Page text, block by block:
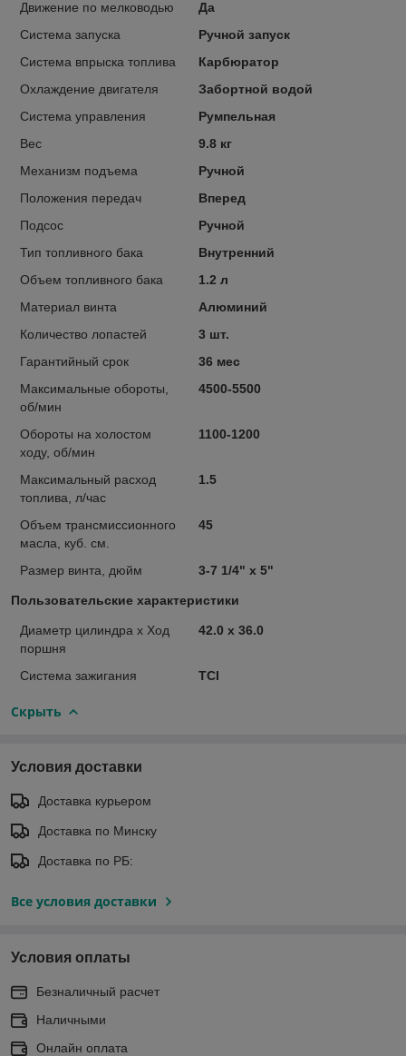
Движение по мелководью
Да
Система запуска
Ручной запуск
Система впрыска топлива
Карбюратор
Охлаждение двигателя
Забортной водой
Система управления
Румпельная
Вес
9.8 кг
Механизм подъема
Ручной
Положения передач
Вперед
Подсос
Ручной
Тип топливного бака
Внутренний
Объем топливного бака
1.2 л
Материал винта
Алюминий
Количество лопастей
3 шт.
Гарантийный срок
36 мес
Максимальные обороты,
об/мин
4500-5500
Обороты на холостом
ходу, об/мин
1100-1200
Максимальный расход
топлива, л/час
1.5
Объем трансмиссионного
масла, куб. см.
45
Размер винта, дюйм 3-7 1/4" х 5"
Пользовательские характеристики
Диаметр цилиндра x Ход
поршня
42.0 х 36.0
Система зажигания TCI
Скрыть
Условия доставки
Доставка курьером
Доставка по Минску
Доставка по РБ:
Все условия доставки
Условия оплаты
Безналичный расчет
Наличными
Онлайн оплата